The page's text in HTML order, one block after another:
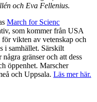
och Eva Fellenius.
March for Scienc
som kommer från USA
vikten av vetenskap och
i samhället. Särskilt
gränser och att dess
öppenhet. Marscher
och Uppsala. Läs mer här.